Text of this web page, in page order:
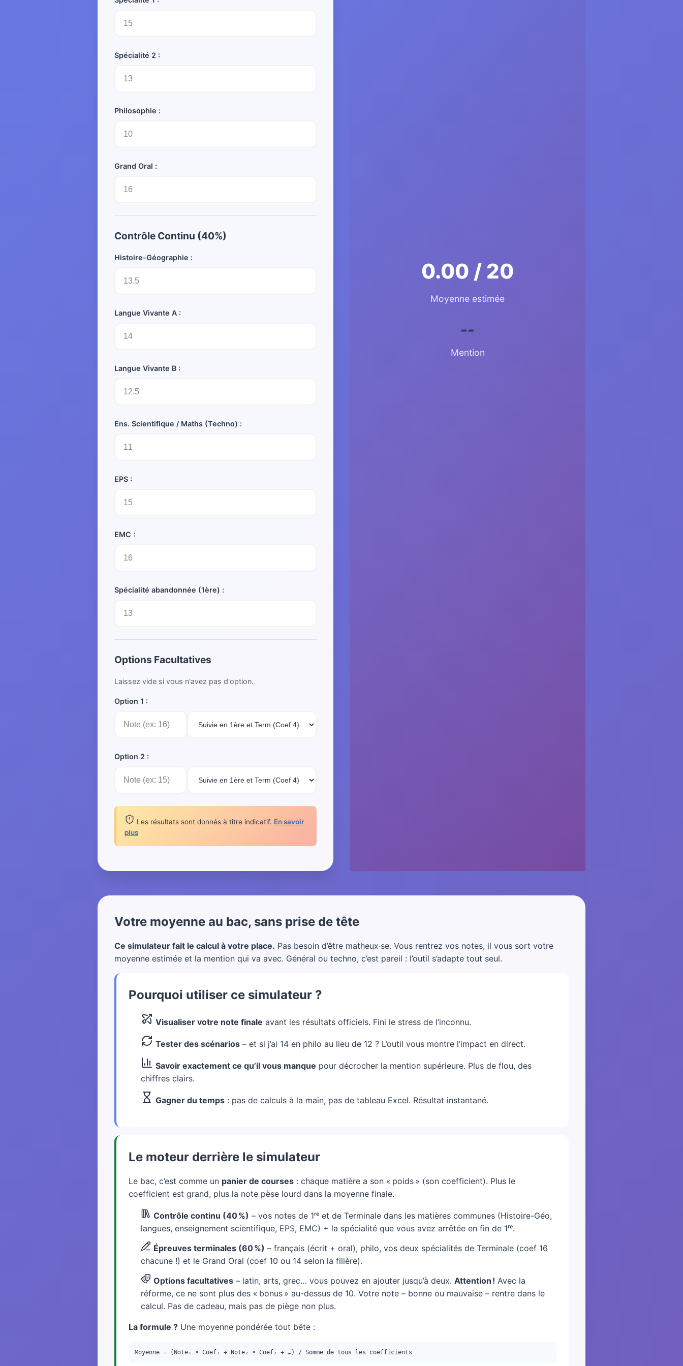
Spécialité 2 :
Philosophie :
Grand Oral :
Contrôle Continu (40%)
Histoire-Géographie :
Langue Vivante A :
Langue Vivante B :
Ens. Scientifique / Maths (Techno) :
EPS :
EMC :
Spécialité abandonnée (1ère) :
Options Facultatives
Laissez vide si vous n'avez pas d'option.
Option 1 :
Option 2 :
Les résultats sont donnés à titre indicatif. En savoir
plus
0.00 / 20
Moyenne estimée
--
Mention
Votre moyenne au bac, sans prise de tête
Ce simulateur fait le calcul à votre place. Pas besoin d’être matheux·se. Vous rentrez vos notes, il vous sort votre
moyenne estimée et la mention qui va avec. Général ou techno, c’est pareil : l’outil s’adapte tout seul.
Pourquoi utiliser ce simulateur ?
Visualiser votre note finale avant les résultats officiels. Fini le stress de l’inconnu.
Tester des scénarios – et si j’ai 14 en philo au lieu de 12 ? L’outil vous montre l’impact en direct.
Savoir exactement ce qu’il vous manque pour décrocher la mention supérieure. Plus de flou, des
chiffres clairs.
Gagner du temps : pas de calculs à la main, pas de tableau Excel. Résultat instantané.
Le moteur derrière le simulateur
Le bac, c’est comme un panier de courses : chaque matière a son « poids » (son coefficient). Plus le
coefficient est grand, plus la note pèse lourd dans la moyenne finale.
Contrôle continu (40 %) – vos notes de 1ʳᵉ et de Terminale dans les matières communes (Histoire-Géo,
langues, enseignement scientifique, EPS, EMC) + la spécialité que vous avez arrêtée en fin de 1ʳᵉ.
Épreuves terminales (60 %) – français (écrit + oral), philo, vos deux spécialités de Terminale (coef 16
chacune !) et le Grand Oral (coef 10 ou 14 selon la filière).
Options facultatives – latin, arts, grec… vous pouvez en ajouter jusqu’à deux. Attention ! Avec la
réforme, ce ne sont plus des « bonus » au-dessus de 10. Votre note – bonne ou mauvaise – rentre dans le
calcul. Pas de cadeau, mais pas de piège non plus.
La formule ? Une moyenne pondérée tout bête :
Moyenne = (Note₁ × Coef₁ + Note₂ × Coef₂ + …) / Somme de tous les coefficients